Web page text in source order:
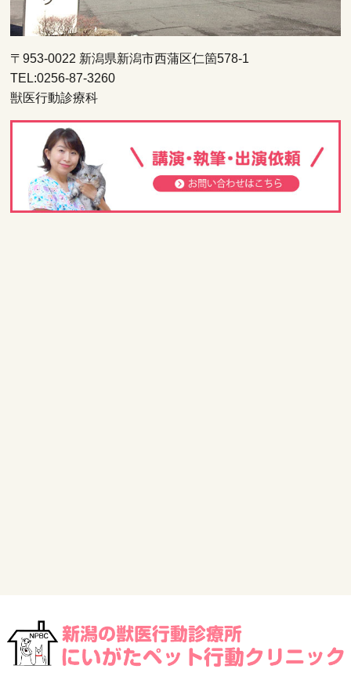
〒953-0022 新潟県新潟市西蒲区仁箇578-1
TEL:0256-87-3260
獣医行動診療科